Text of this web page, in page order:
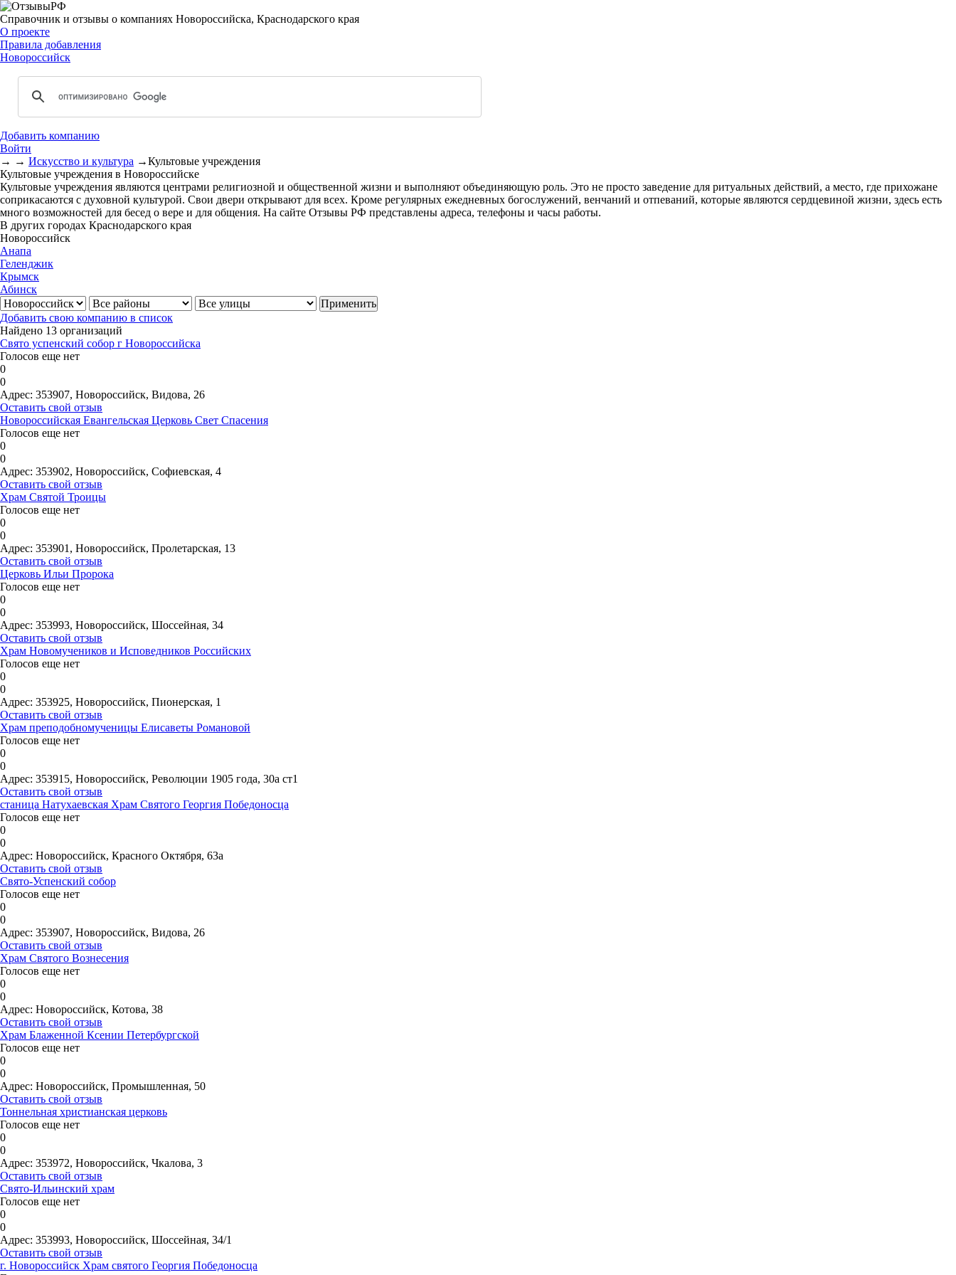
Справочник и отзывы о компаниях Новороссийска, Краснодарского края
О проекте
Правила добавления
Новороссийск
Добавить компанию
Войти
→ → Искусство и культура →Культовые учреждения
Культовые учреждения в Новороссийске
Культовые учреждения являются центрами религиозной и общественной жизни и выполняют объединяющую роль. Это не просто заведение для ритуальных действий, а место, где прихожане
соприкасаются с духовной культурой. Свои двери открывают для всех. Кроме регулярных ежедневных богослужений, венчаний и отпеваний, которые являются сердцевиной жизни, здесь есть
много возможностей для бесед о вере и для общения. На сайте Отзывы РФ представлены адреса, телефоны и часы работы.
В других городах Краснодарского края
Новороссийск
Анапа
Геленджик
Крымск
Абинск
Добавить свою компанию в список
Найдено 13 организаций
Свято успенский собор г Новороссийска
Голосов еще нет
0
0
Адрес: 353907, Новороссийск, Видова, 26
Оставить свой отзыв
Новороссийская Евангельская Церковь Свет Спасения
Голосов еще нет
0
0
Адрес: 353902, Новороссийск, Софиевская, 4
Оставить свой отзыв
Храм Святой Троицы
Голосов еще нет
0
0
Адрес: 353901, Новороссийск, Пролетарская, 13
Оставить свой отзыв
Церковь Ильи Пророка
Голосов еще нет
0
0
Адрес: 353993, Новороссийск, Шоссейная, 34
Оставить свой отзыв
Храм Новомучеников и Исповедников Российских
Голосов еще нет
0
0
Адрес: 353925, Новороссийск, Пионерская, 1
Оставить свой отзыв
Храм преподобномученицы Елисаветы Романовой
Голосов еще нет
0
0
Адрес: 353915, Новороссийск, Революции 1905 года, 30а ст1
Оставить свой отзыв
станица Натухаевская Храм Святого Георгия Победоносца
Голосов еще нет
0
0
Адрес: Новороссийск, Красного Октября, 63а
Оставить свой отзыв
Свято-Успенский собор
Голосов еще нет
0
0
Адрес: 353907, Новороссийск, Видова, 26
Оставить свой отзыв
Храм Святого Вознесения
Голосов еще нет
0
0
Адрес: Новороссийск, Котова, 38
Оставить свой отзыв
Храм Блаженной Ксении Петербургской
Голосов еще нет
0
0
Адрес: Новороссийск, Промышленная, 50
Оставить свой отзыв
Тоннельная христианская церковь
Голосов еще нет
0
0
Адрес: 353972, Новороссийск, Чкалова, 3
Оставить свой отзыв
Свято-Ильинский храм
Голосов еще нет
0
0
Адрес: 353993, Новороссийск, Шоссейная, 34/1
Оставить свой отзыв
г. Новороссийск Храм святого Георгия Победоносца